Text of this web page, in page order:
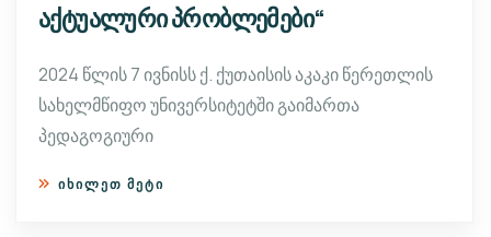
აქტუალური პრობლემები“
2024 წლის 7 ივნისს ქ. ქუთაისის აკაკი წერეთლის
სახელმწიფო უნივერსიტეტში გაიმართა
პედაგოგიური
ᲘᲮᲘᲚᲔᲗ ᲛᲔᲢᲘ